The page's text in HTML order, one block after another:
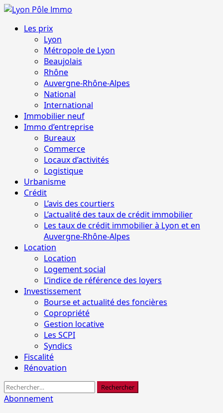
Aller
contenu
Menu
principal
Les prix
Lyon
Métropole de Lyon
Beaujolais
Rhône
Auvergne-Rhône-Alpes
National
International
Immobilier neuf
Immo d’entreprise
Bureaux
Commerce
Locaux d’activités
Logistique
Urbanisme
Crédit
L’avis des courtiers
L’actualité des taux de crédit immobilier
Les taux de crédit immobilier à Lyon et en
Auvergne-Rhône-Alpes
Location
Location
Logement social
L’indice de référence des loyers
Investissement
Bourse et actualité des foncières
Copropriété
Gestion locative
Les SCPI
Syndics
Fiscalité
Rénovation
Rechercher :
Abonnement